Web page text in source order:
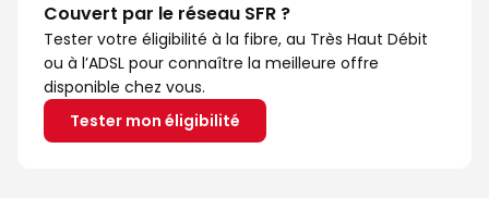
Couvert par le réseau SFR ?
Tester votre éligibilité à la fibre, au Très Haut Débit
ou à l’ADSL pour connaître la meilleure offre
disponible chez vous.
Tester mon éligibilité